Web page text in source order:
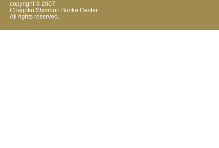
copyright © 2007
Chugoku Shimbun Bunka Center
All rights reserved.